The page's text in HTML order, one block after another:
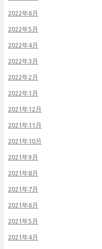
2022年6月
2022年5月
2022年4月
2022年3月
2022年2月
2022年1月
2021年12月
2021年11月
2021年10月
2021年9月
2021年8月
2021年7月
2021年6月
2021年5月
2021年4月